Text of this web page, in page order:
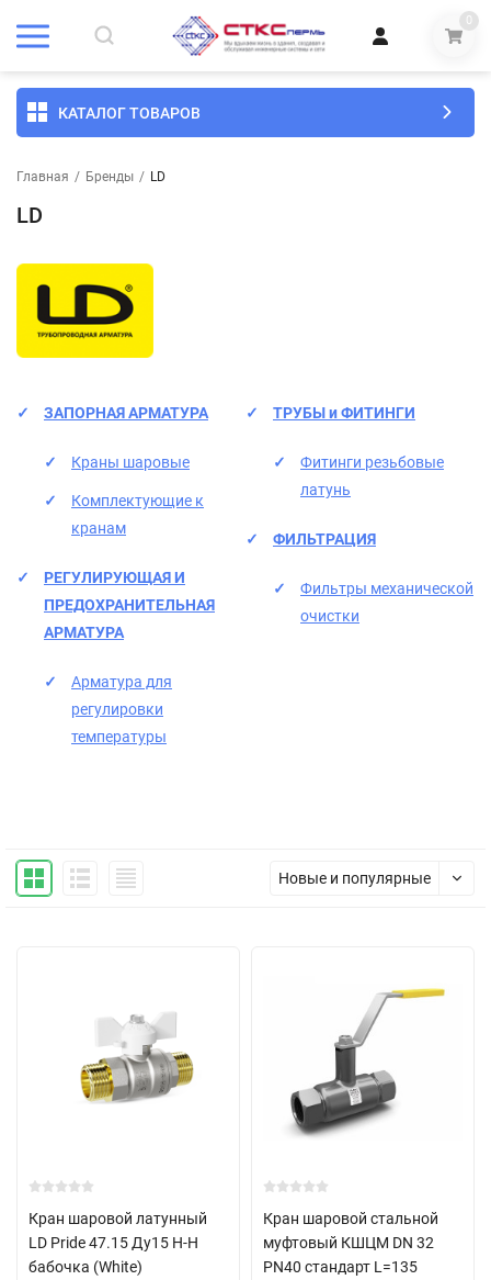
0
КАТАЛОГ ТОВАРОВ
Главная / Бренды / LD
LD
ЗАПОРНАЯ АРМАТУРА
Краны шаровые
Комплектующие к
кранам
РЕГУЛИРУЮЩАЯ И
ПРЕДОХРАНИТЕЛЬНАЯ
АРМАТУРА
Арматура для
регулировки
температуры
ТРУБЫ и ФИТИНГИ
Фитинги резьбовые
латунь
ФИЛЬТРАЦИЯ
Фильтры механической
очистки
Новые и популярные
Кран шаровой латунный
LD Pride 47.15 Ду15 Н-Н
бабочка (White)
Кран шаровой стальной
муфтовый КШЦМ DN 32
PN40 стандарт L=135